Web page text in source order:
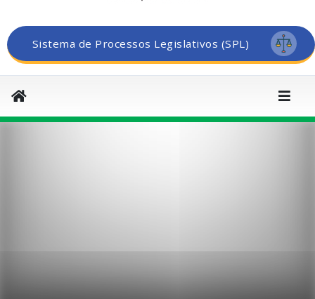
Sistema de Processos Legislativos (SPL)